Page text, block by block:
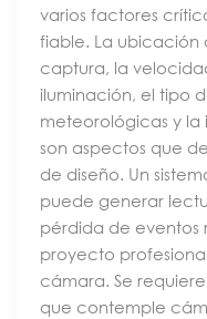
varios factores
fiable. La ubicación
captura, la
iluminación, el tipo
meteorológicas y
son aspectos que
de diseño. Un
puede generar
pérdida de eventos
proyecto
cámara. Se
que contemple